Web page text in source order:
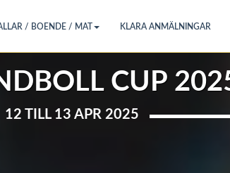
/ BOENDE / MAT KLARA ANMÄLNINGAR
CUP
12 TILL 13 APR 2025